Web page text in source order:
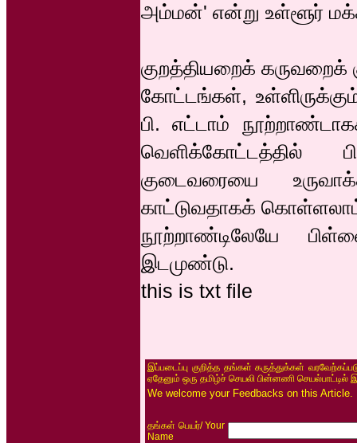
அம்மன்' என்று உள்ளூர்
குறத்தியறைக்
கோட்டங்கள்,
பி. எட்டாம்
வெளிக்கோட்டத்தில்
குடைவரையை
காட்டுவதாகக்
நூற்றாண்டிலேயே
இடமுண்டு.
this is txt file
இப்படைப்பு குறித்த தங்கள் கருத்துக்கள்
ஏதேனும் ஒரு தமிழ்ச் செயலி பின்னணி செயல்பாட்டில்
We welcome your Feedbacks on this
தங்கள் பெயர்/ Your
Name